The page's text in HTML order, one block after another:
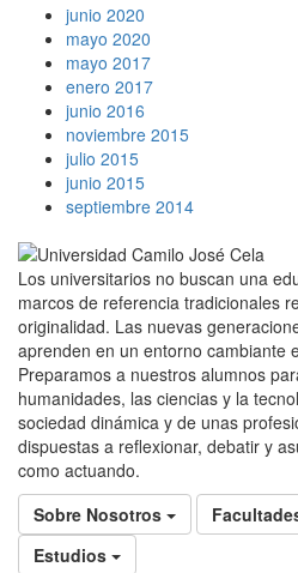
junio 2020
mayo 2020
mayo 2017
enero 2017
junio 2016
noviembre 2015
julio 2015
junio 2015
septiembre 2014
Los universitarios no buscan una
marcos de referencia tradicionales
originalidad. Las nuevas
aprenden en un entorno cambiante
Preparamos a nuestros alumnos
humanidades, las ciencias y la
sociedad dinámica y de unas
dispuestas a reflexionar, debatir y
como actuando.
Sobre Nosotros
Estudios